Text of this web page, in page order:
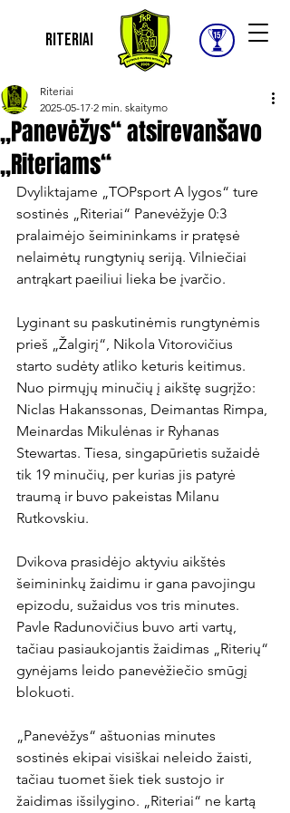
Riteriai
„Panevėžys“ atsirevanšavo
„Riteriams“
Riteriai
2025-05-17 2 min. skaitymo
Dvyliktajame „TOPsport A lygos“ ture
sostinės „Riteriai“ Panevėžyje 0:3
pralaimėjo šeimininkams ir pratęsė
nelaimėtų rungtynių seriją. Vilniečiai
antrąkart paeiliui lieka be įvarčio.
Lyginant su paskutinėmis rungtynėmis
prieš „Žalgirį“, Nikola Vitorovičius
starto sudėty atliko keturis keitimus.
Nuo pirmųjų minučių į aikštę sugrįžo:
Niclas Hakanssonas, Deimantas Rimpa,
Meinardas Mikulėnas ir Ryhanas
Stewartas. Tiesa, singapūrietis sužaidė
tik 19 minučių, per kurias jis patyrė
traumą ir buvo pakeistas Milanu
Rutkovskiu.
Dvikova prasidėjo aktyviu aikštės
šeimininkų žaidimu ir gana pavojingu
epizodu, sužaidus vos tris minutes.
Pavle Radunovičius buvo arti vartų,
tačiau pasiaukojantis žaidimas „Riterių“
gynėjams leido panevėžiečio smūgį
blokuoti.
„Panevėžys“ aštuonias minutes
sostinės ekipai visiškai neleido žaisti,
tačiau tuomet šiek tiek sustojo ir
žaidimas išsilygino. „Riteriai“ ne kartą